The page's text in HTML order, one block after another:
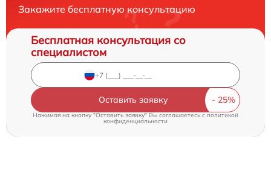
Закажите бесплатную консультацию
Бесплатная консультация со
специалистом
Оставить заявку
Нажимая на кнопку "Оставить заявку" Вы соглашаетесь c политикой
конфиденциальности